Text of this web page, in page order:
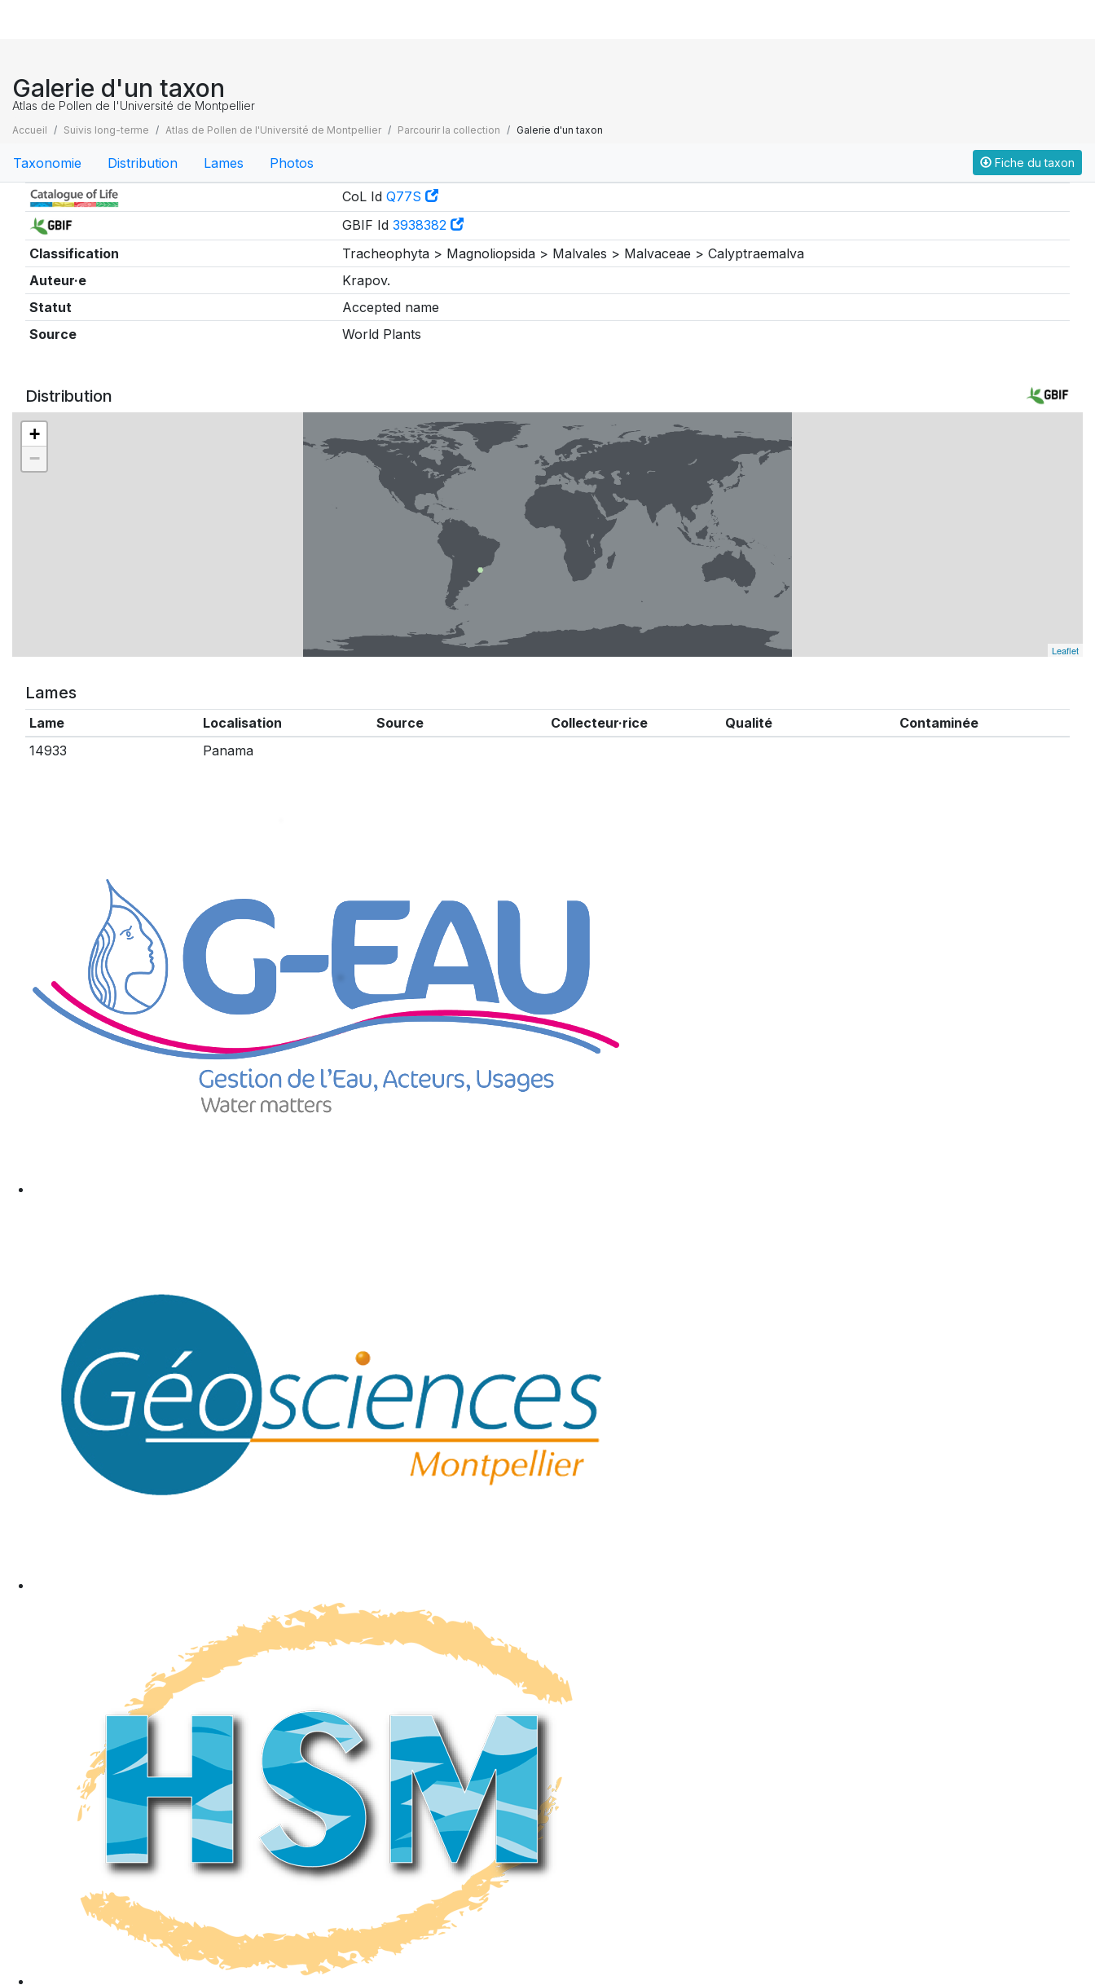
Galerie d'un taxon
Atlas de Pollen de l'Université de Montpellier
Accueil Suivis long-terme Atlas de Pollen de l'Université de Montpellier Parcourir la collection Galerie d'un taxon
Taxonomie Distribution Lames Photos Fiche du taxon
Taxonomie
CoL Id Q77S
GBIF Id 3938382
Classification
Tracheophyta > Magnoliopsida > Malvales > Malvaceae > Calyptraemalva
Auteur·e
Krapov.
Statut
Accepted name
Source
World Plants
Distribution
+
−
Leaflet
Lames
Lame Localisation Source Collecteur·rice Qualité
Contaminée
14933
Panama